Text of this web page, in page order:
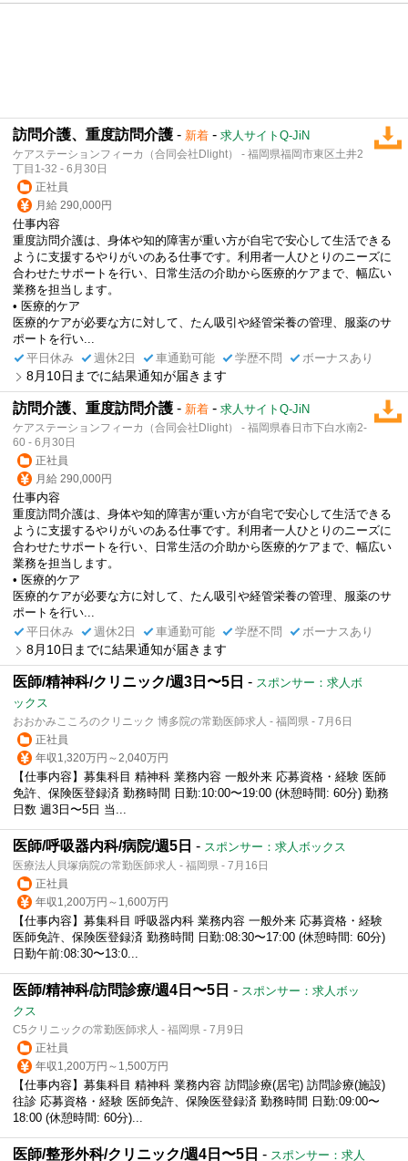
訪問介護、重度訪問介護 - 新着 - 求人サイトQ-JiN
ケアステーションフィーカ（合同会社Dlight） - 福岡県福岡市東区土井2
丁目1-32 - 6月30日
正社員
月給 290,000円
仕事内容
重度訪問介護は、身体や知的障害が重い方が自宅で安心して生活できる
ように支援するやりがいのある仕事です。利用者一人ひとりのニーズに
合わせたサポートを行い、日常生活の介助から医療的ケアまで、幅広い
業務を担当します。
• 医療的ケア
医療的ケアが必要な方に対して、たん吸引や経管栄養の管理、服薬のサ
ポートを行い...
平日休み
週休2日 車通勤可能 学歴不問 ボーナスあり
8月10日までに結果通知が届きます
訪問介護、重度訪問介護 - 新着 - 求人サイトQ-JiN
ケアステーションフィーカ（合同会社Dlight） - 福岡県春日市下白水南2-
60 - 6月30日
正社員
月給 290,000円
仕事内容
重度訪問介護は、身体や知的障害が重い方が自宅で安心して生活できる
ように支援するやりがいのある仕事です。利用者一人ひとりのニーズに
合わせたサポートを行い、日常生活の介助から医療的ケアまで、幅広い
業務を担当します。
• 医療的ケア
医療的ケアが必要な方に対して、たん吸引や経管栄養の管理、服薬のサ
ポートを行い...
平日休み
週休2日 車通勤可能 学歴不問 ボーナスあり
8月10日までに結果通知が届きます
医師/精神科/クリニック/週3日〜5日 - スポンサー：求人ボ
ックス
おおかみこころのクリニック 博多院の常勤医師求人 - 福岡県 - 7月6日
正社員
年収1,320万円～2,040万円
【仕事内容】募集科目 精神科 業務内容 一般外来 応募資格・経験 医師
免許、保険医登録済 勤務時間 日勤:10:00〜19:00 (休憩時間: 60分) 勤務
日数 週3日〜5日 当...
医師/呼吸器内科/病院/週5日 - スポンサー：求人ボックス
医療法人貝塚病院の常勤医師求人 - 福岡県 - 7月16日
正社員
年収1,200万円～1,600万円
【仕事内容】募集科目 呼吸器内科 業務内容 一般外来 応募資格・経験
医師免許、保険医登録済 勤務時間 日勤:08:30〜17:00 (休憩時間: 60分)
日勤午前:08:30〜13:0...
医師/精神科/訪問診療/週4日〜5日 - スポンサー：求人ボッ
クス
C5クリニックの常勤医師求人 - 福岡県 - 7月9日
正社員
年収1,200万円～1,500万円
【仕事内容】募集科目 精神科 業務内容 訪問診療(居宅) 訪問診療(施設)
往診 応募資格・経験 医師免許、保険医登録済 勤務時間 日勤:09:00〜
18:00 (休憩時間: 60分)...
医師/整形外科/クリニック/週4日〜5日 - スポンサー：求人